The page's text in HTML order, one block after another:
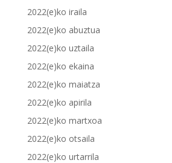
2022(e)ko iraila
2022(e)ko abuztua
2022(e)ko uztaila
2022(e)ko ekaina
2022(e)ko maiatza
2022(e)ko apirila
2022(e)ko martxoa
2022(e)ko otsaila
2022(e)ko urtarrila